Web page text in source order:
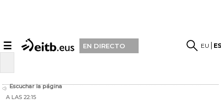
☰ EN DIRECTO EU
Escuchar la página
A LAS 22:15